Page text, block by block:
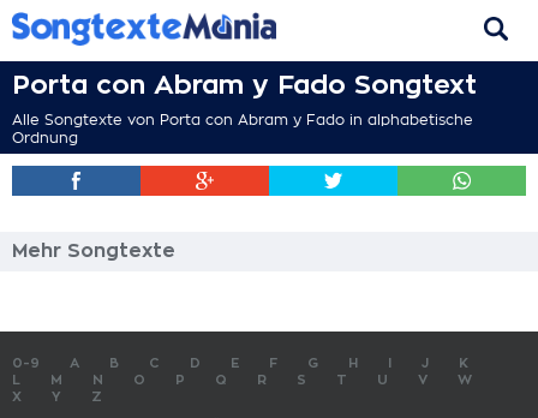
Porta con Abram y Fado Songtext
Alle Songtexte von Porta con Abram y Fado in alphabetische
Ordnung
Mehr Songtexte
0-9 A B C D E F G H J
K
M N O P Q R S T U V
W
X
Y Z